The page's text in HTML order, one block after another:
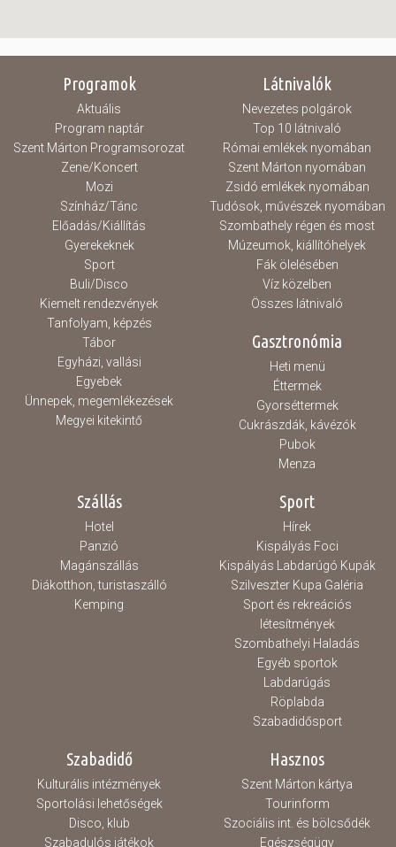
Programok
Aktuális
Program naptár
Szent Márton Programsorozat
Zene/Koncert
Mozi
Színház/Tánc
Előadás/Kiállítás
Gyerekeknek
Sport
Buli/Disco
Kiemelt rendezvények
Tanfolyam, képzés
Tábor
Egyházi, vallási
Egyebek
Ünnepek, megemlékezések
Megyei kitekintő
Látnivalók
Nevezetes polgárok
Top 10 látnivaló
Római emlékek nyomában
Szent Márton nyomában
Zsidó emlékek nyomában
Tudósok, művészek nyomában
Szombathely régen és most
Múzeumok, kiállítóhelyek
Fák ölelésében
Víz közelben
Összes látnivaló
Gasztronómia
Heti menü
Éttermek
Gyorséttermek
Cukrászdák, kávézók
Pubok
Menza
Szállás
Hotel
Panzió
Magánszállás
Diákotthon, turistaszálló
Kemping
Sport
Hírek
Kispályás Foci
Kispályás Labdarúgó Kupák
Szilveszter Kupa Galéria
Sport és rekreációs
létesítmények
Szombathelyi Haladás
Egyéb sportok
Labdarúgás
Röplabda
Szabadidősport
Szabadidő
Kulturális intézmények
Sportolási lehetőségek
Disco, klub
Szabadulós játékok
Hasznos
Szent Márton kártya
Tourinform
Szociális int. és bölcsődék
Egészségügy